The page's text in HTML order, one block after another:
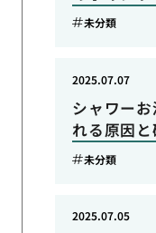
未分類
シャワー
れる原因
2025.07.07
未分類
2025.07.05